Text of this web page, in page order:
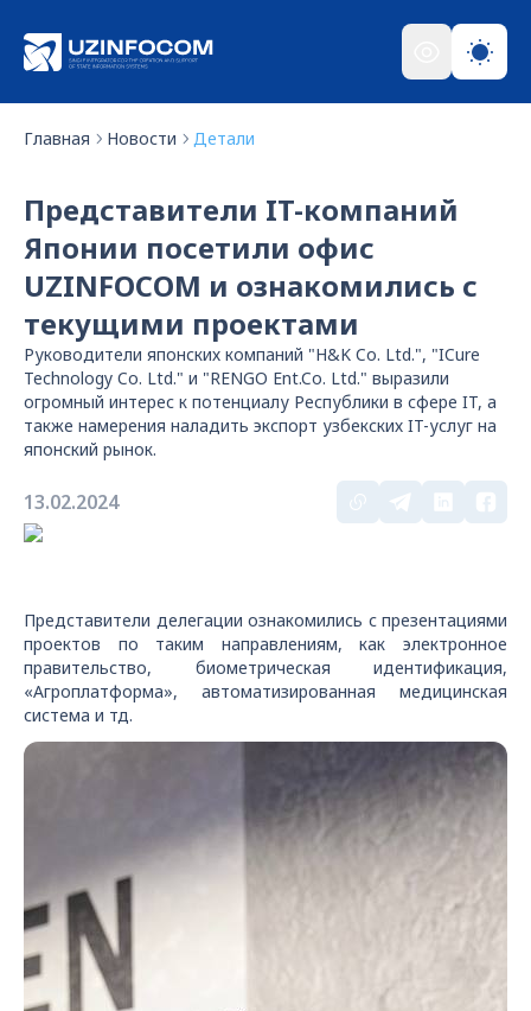
Главная Новости Детали
Представители IT-компаний
Японии посетили офис
UZINFOCOM и ознакомились с
текущими проектами
Руководители японских компаний "H&K Co. Ltd.", "ICure
Technology Co. Ltd." и "RENGO Ent.Co. Ltd." выразили
огромный интерес к потенциалу Республики в сфере IT, а
также намерения наладить экспорт узбекских IT-услуг на
японский рынок.
13.02.2024
Представители делегации ознакомились с презентациями
проектов по таким направлениям, как электронное
правительство, биометрическая идентификация,
«Агроплатформа», автоматизированная медицинская
система и тд.